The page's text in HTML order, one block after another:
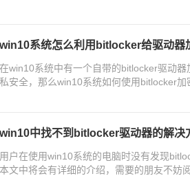
win10系统怎么利用bitlocker给驱动器
在win10系统中有一个自带的bitlocker驱动
私安全，那么win10系统如何使用bitlocker
win10中找不到bitlocker驱动器的解决
用户在使用win10系统的电脑时没有发现
本文中将会有详细的介绍，需要的朋友不妨